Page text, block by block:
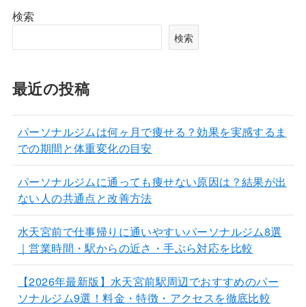
検索
検索
最近の投稿
パーソナルジムは何ヶ月で痩せる？効果を実感するま
での期間と体重変化の目安
パーソナルジムに通っても痩せない原因は？結果が出
ない人の共通点と改善方法
水天宮前で仕事帰りに通いやすいパーソナルジム8選
｜営業時間・駅からの近さ・手ぶら対応を比較
【2026年最新版】水天宮前駅周辺でおすすめのパー
ソナルジム9選！料金・特徴・アクセスを徹底比較